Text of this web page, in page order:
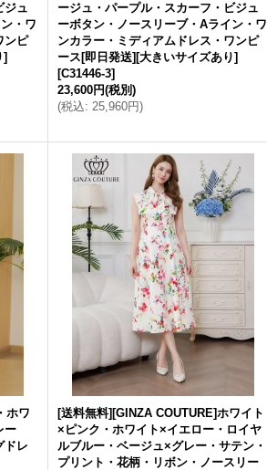
ジュ
・ワ
ンピ
]
ージュ・パープル・スカーフ・ビジュ
ーボタン・ノースリーブ・Aライン・ワ
ンカラー・ミディアムドレス・ワンピ
ース[即日発送][大きいサイズあり]
[C31446-3]
23,600円(税別)
(税込: 25,960円)
ホワ
ー
ドレ
[送料無料][GINZA COUTURE]ホワイト
×ピンク・ホワイト×イエロー・ロイヤ
ルブルー・ベージュ×グレー・サテン・
プリント・花柄・リボン・ノースリー